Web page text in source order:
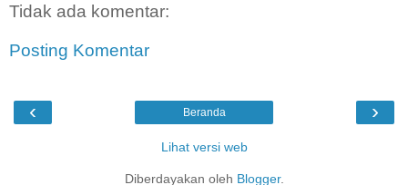
Tidak ada komentar:
Posting Komentar
‹ ›
Beranda
Lihat versi web
Diberdayakan oleh Blogger.